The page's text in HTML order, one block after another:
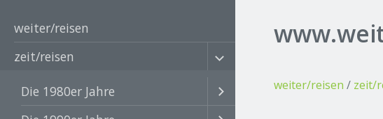
weiter/reisen
zeit/reisen
Die 1980er Jahre
weiter/reisen / zeit/